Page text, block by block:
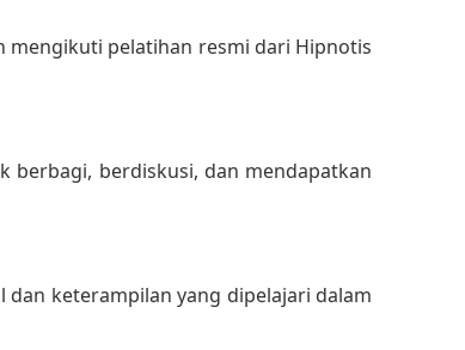
mengikuti pelatihan resmi dari Hipnotis
berbagi, berdiskusi, dan mendapatkan
keterampilan yang dipelajari dalam